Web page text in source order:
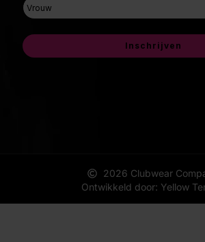
2026 Clubwear
Ontwikkeld door: Yellow